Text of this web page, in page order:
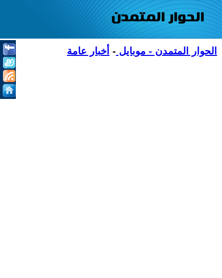
الحوار المتمدن - موبايل - أخبار عامة